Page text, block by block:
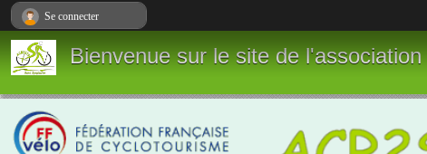
Bienvenue sur le site de
Se connecter
Panneau de gestion des cookies